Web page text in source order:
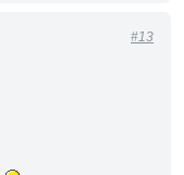
#13